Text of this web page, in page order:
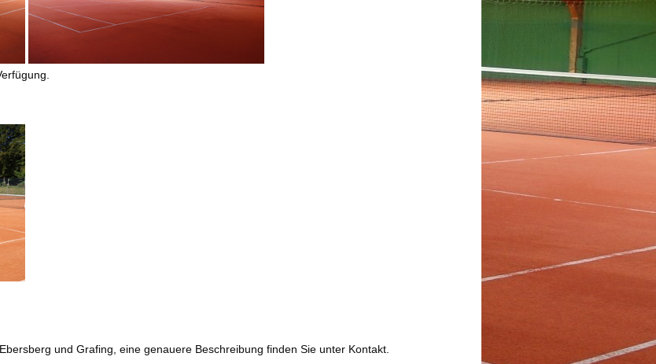
und Grafing, eine genauere Beschreibung finden Sie unter Kontakt.